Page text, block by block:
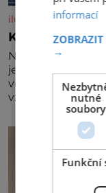
iluxus.cz
Král vín
Největší český
jednadvacátém
vína. Ta vybírala
informací
ZOBRAZIT
→
nutné
soubory
Funkční